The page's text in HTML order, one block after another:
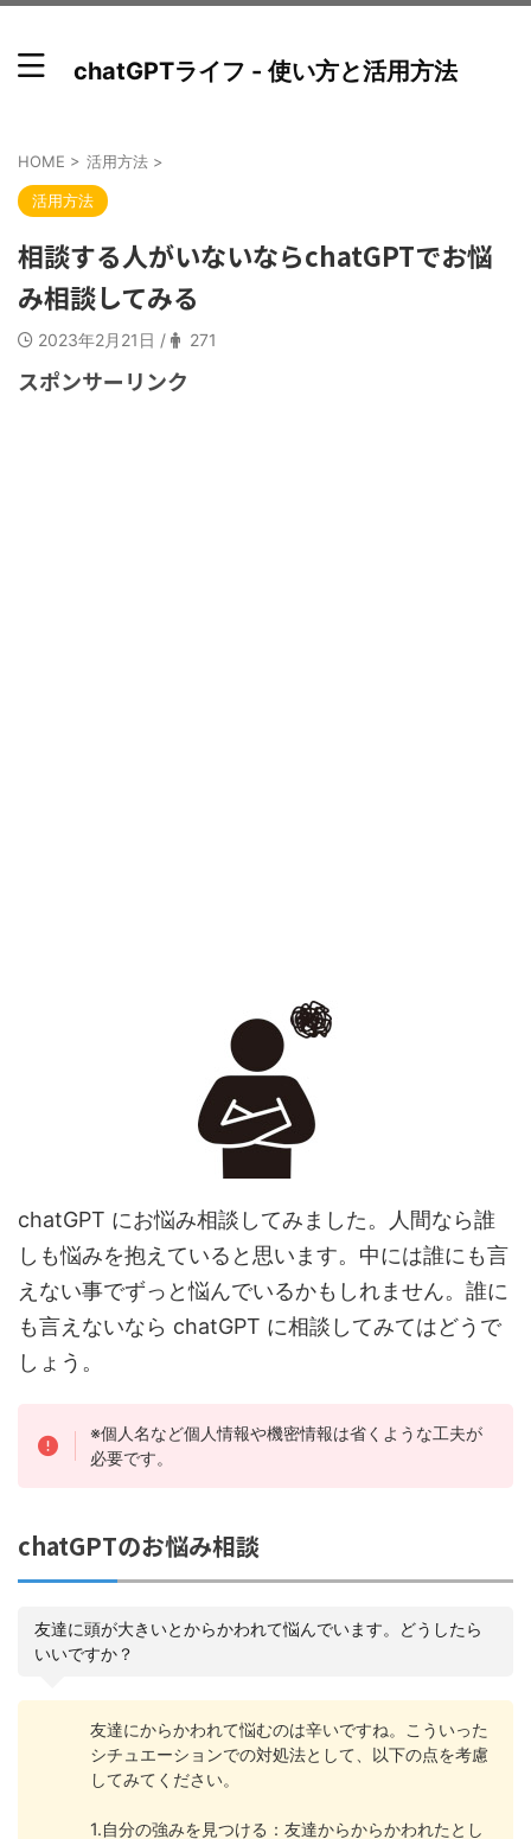
chatGPTライフ - 使い方と活用方法
HOME > 活用方法 >
活用方法
相談する人がいないならchatGPTでお悩
み相談してみる
2023年2月21日 / 271
スポンサーリンク
chatGPT にお悩み相談してみました。人間なら誰
しも悩みを抱えていると思います。中には誰にも言
えない事でずっと悩んでいるかもしれません。誰に
も言えないなら chatGPT に相談してみてはどうで
しょう。
※個人名など個人情報や機密情報は省くような工夫が
必要です。
chatGPTのお悩み相談
友達に頭が大きいとからかわれて悩んでいます。どうしたら
いいですか？
友達にからかわれて悩むのは辛いですね。こういった
シチュエーションでの対処法として、以下の点を考慮
してみてください。
1.自分の強みを見つける：友達からからかわれたとし